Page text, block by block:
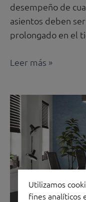
desempeño de
asientos deben
prolongado en el
Leer más »
El
papel
de
sillas
de
oficinaUtilizamos
fines analíticos